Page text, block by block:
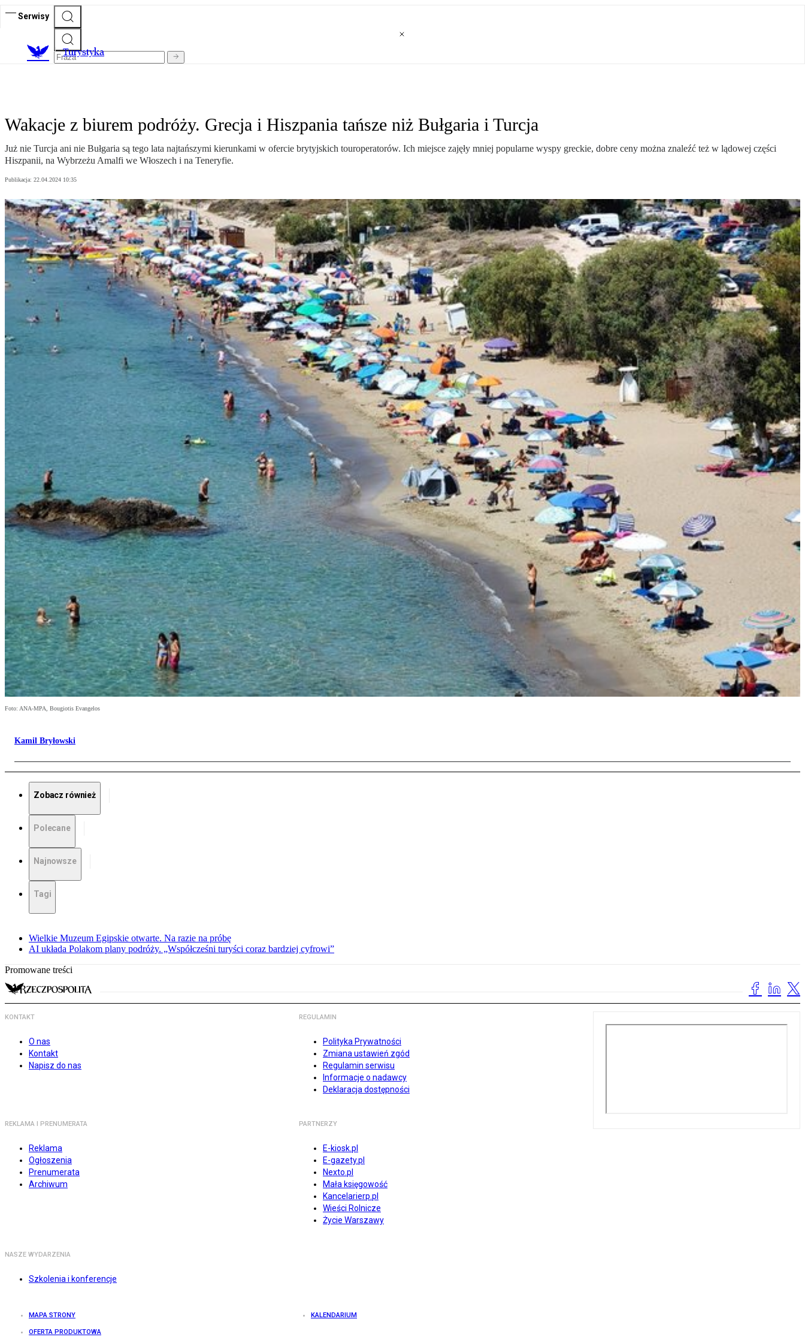
Serwisy
Turystyka
Wakacje z biurem podróży. Grecja i Hiszpania tańsze niż Bułgaria i Turcja
Już nie Turcja ani nie Bułgaria są tego lata najtańszymi kierunkami w ofercie brytyjskich touroperatorów. Ich miejsce zajęły mniej popularne wyspy greckie, dobre ceny można znaleźć też w lądowej części
Hiszpanii, na Wybrzeżu Amalfi we Włoszech i na Teneryfie.
Publikacja: 22.04.2024 10:35
Foto: ANA-MPA, Bougiotis Evangelos
Kamil Bryłowski
Zobacz również
Polecane
Najnowsze
Tagi
Wielkie Muzeum Egipskie otwarte. Na razie na próbę
AI układa Polakom plany podróży. „Współcześni turyści coraz bardziej cyfrowi”
Promowane treści
KONTAKT
O nas
Kontakt
Napisz do nas
REGULAMIN
Polityka Prywatności
Zmiana ustawień zgód
Regulamin serwisu
Informacje o nadawcy
Deklaracja dostępności
REKLAMA I PRENUMERATA
Reklama
Ogłoszenia
Prenumerata
Archiwum
PARTNERZY
E-kiosk.pl
E-gazety.pl
Nexto.pl
Mała księgowość
Kancelarierp.pl
Wieści Rolnicze
Życie Warszawy
NASZE WYDARZENIA
Szkolenia i konferencje
MAPA STRONY KALENDARIUM
OFERTA PRODUKTOWA